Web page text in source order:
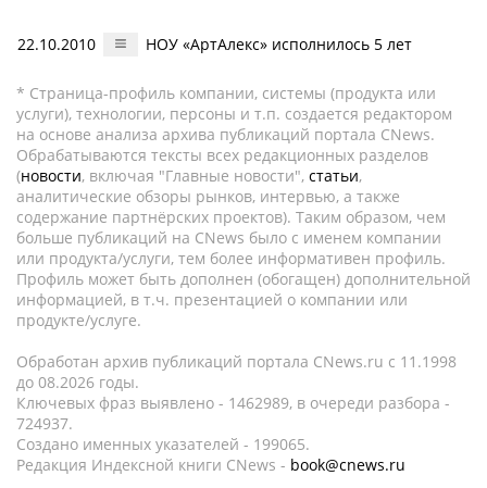
22.10.2010 НОУ «АртАлекс» исполнилось 5 лет
* Страница-профиль компании, системы (продукта или
услуги), технологии, персоны и т.п. создается редактором
на основе анализа архива публикаций портала CNews.
Обрабатываются тексты всех редакционных разделов
(новости, включая "Главные новости", статьи,
аналитические обзоры рынков, интервью, а также
содержание партнёрских проектов). Таким образом, чем
больше публикаций на CNews было с именем компании
или продукта/услуги, тем более информативен профиль.
Профиль может быть дополнен (обогащен) дополнительной
информацией, в т.ч. презентацией о компании или
продукте/услуге.
Обработан архив публикаций портала CNews.ru c 11.1998
до 08.2026 годы.
Ключевых фраз выявлено - 1462989, в очереди разбора -
724937.
Создано именных указателей - 199065.
Редакция Индексной книги CNews - book@cnews.ru